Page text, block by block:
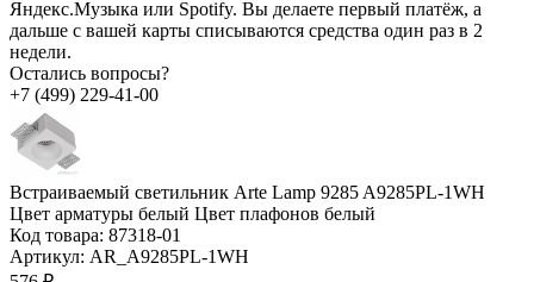
Яндекс.Музыка или Spotify. Вы делаете первый платёж, а
дальше с вашей карты списываются средства один раз в 2
недели.
Остались вопросы?
+7 (499) 229-41-00
Встраиваемый светильник Arte Lamp 9285 A9285PL-1WH
Цвет арматуры белый Цвет плафонов белый
Код товара: 87318-01
Артикул: AR_A9285PL-1WH